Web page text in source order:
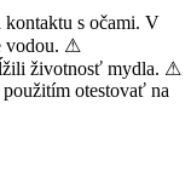
s očami. V
vodou. ⚠
životnosť mydla. ⚠
otestovať na